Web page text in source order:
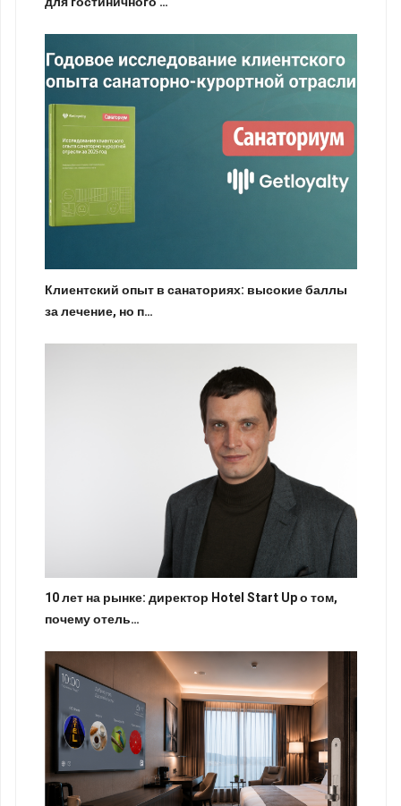
Клиентский опыт в санаториях: высокие баллы
за лечение, но п…
10 лет на рынке: директор Hotel Start Up о том,
почему отель…